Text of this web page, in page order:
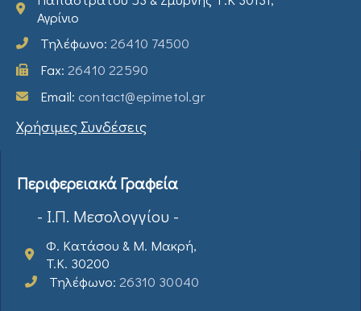
Αγρίνιο
Τηλέφωνο: 26410 74500
Fax: 26410 22590
Email: contact@epimetol.gr
Χρήσιμες Συνδέσεις
Περιφερειακά Γραφεία
- Ι.Π. Μεσολογγίου -
Φ. Κατάσου & Μ. Μακρή,
T.K. 30200
Τηλέφωνο: 26310 30040